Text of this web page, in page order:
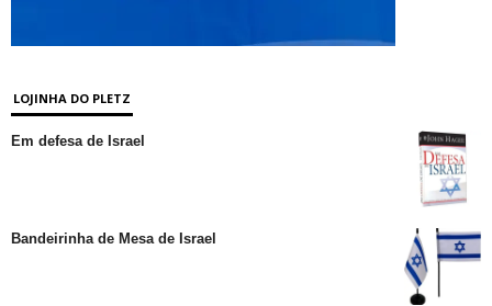
LOJINHA DO PLETZ
Em defesa de Israel
Bandeirinha de Mesa de Israel